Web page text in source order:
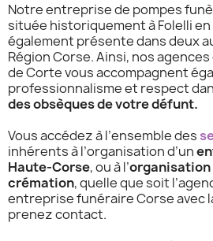
Notre entreprise de pompes
située historiquement à Folelli
également présente dans deux
Région Corse. Ainsi, nos
de Corte vous accompagnent
professionnalisme et respect
des obsèques de votre défunt.
Vous accédez à l’ensemble des
inhérents à l’organisation d’un
Haute-Corse, ou à l’organisation
crémation, quelle que soit
entreprise funéraire Corse avec
prenez contact.